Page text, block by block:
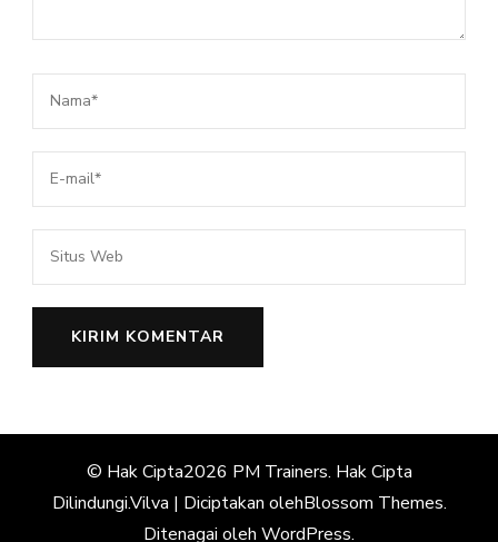
© Hak Cipta2026 PM Trainers. Hak Cipta
Dilindungi.Vilva | Diciptakan olehBlossom Themes.
Ditenagai oleh WordPress.